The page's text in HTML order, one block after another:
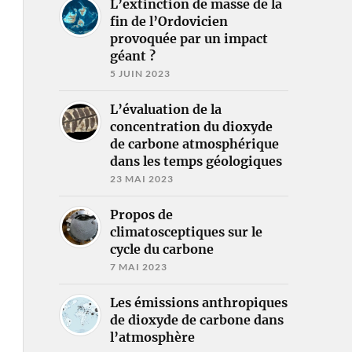
L’extinction de masse de la
fin de l’Ordovicien
provoquée par un impact
géant ?
5 JUIN 2023
L’évaluation de la
concentration du dioxyde
de carbone atmosphérique
dans les temps géologiques
23 MAI 2023
Propos de
climatosceptiques sur le
cycle du carbone
7 MAI 2023
Les émissions anthropiques
de dioxyde de carbone dans
l’atmosphère